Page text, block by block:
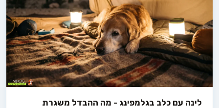
לינה עם כלב בגלמפינג - מה ההבדל משגרת